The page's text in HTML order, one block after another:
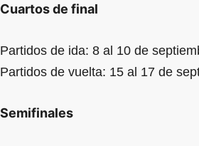
Cuartos de final
Partidos de ida: 8 al 10 de
Partidos de vuelta: 15 al 17 de
Semifinales